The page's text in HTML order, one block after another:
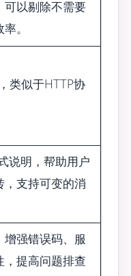
可以剔除不需要
。
类似于HTTP协
说明，帮助用户
，支持可变的消
增强错误码、服
，提高问题排查